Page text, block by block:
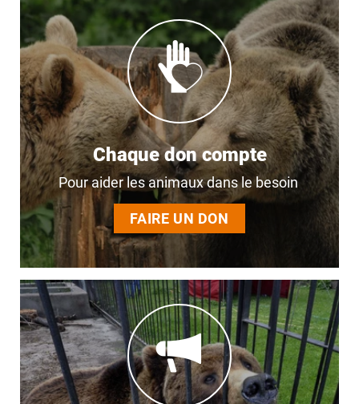
Chaque don compte
Pour aider les animaux dans le besoin
FAIRE UN DON